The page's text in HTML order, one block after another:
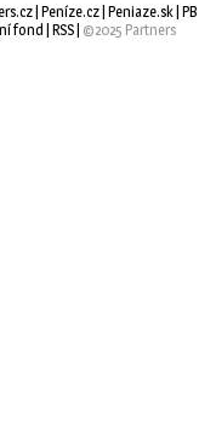
| Peníze.cz| Peniaze.sk| PB
fond | RSS| ©2025 Partners